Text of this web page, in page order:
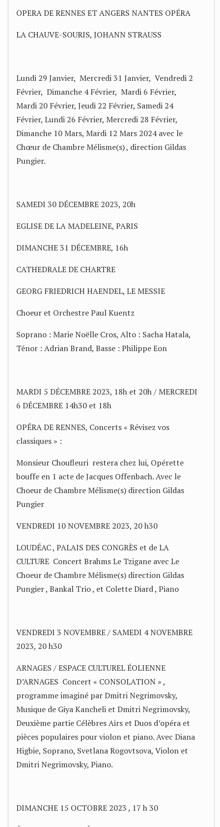
OPERA DE RENNES ET ANGERS NANTES OPÉRA
LA CHAUVE-SOURIS, JOHANN STRAUSS
Lundi 29 Janvier, Mercredi 31 Janvier, Vendredi 2
Février, Dimanche 4 Février, Mardi 6 Février,
Mardi 20 Février, Jeudi 22 Février, Samedi 24
Février, Lundi 26 Février, Mercredi 28 Février,
Dimanche 10 Mars, Mardi 12 Mars 2024 avec le
Chœur de Chambre Mélisme(s) , direction Gildas
Pungier.
SAMEDI 30 DÉCEMBRE 2023, 20h
EGLISE DE LA MADELEINE, PARIS
DIMANCHE 31 DÉCEMBRE, 16h
CATHEDRALE DE CHARTRE
GEORG FRIEDRICH HAENDEL, LE MESSIE
Choeur et Orchestre Paul Kuentz
Soprano : Marie Noëlle Cros, Alto : Sacha Hatala,
Ténor : Adrian Brand, Basse : Philippe Eon
MARDI 5 DÉCEMBRE 2023, 18h et 20h / MERCREDI
6 DÉCEMBRE 14h30 et 18h
OPÉRA DE RENNES, Concerts « Révisez vos
classiques » :
Monsieur Choufleuri restera chez lui, Opérette
bouffe en 1 acte de Jacques Offenbach. Avec le
Choeur de Chambre Mélisme(s) direction Gildas
Pungier
VENDREDI 10 NOVEMBRE 2023, 20 h30
LOUDÉAC , PALAIS DES CONGRÈS et de LA
CULTURE Concert Brahms Le Tzigane avec Le
Choeur de Chambre Mélisme(s) direction Gildas
Pungier , Bankal Trio , et Colette Diard , Piano
VENDREDI 3 NOVEMBRE / SAMEDI 4 NOVEMBRE
2023, 20 h30
ARNAGES / ESPACE CULTUREL ÉOLIENNE
D’ARNAGES Concert « CONSOLATION » ,
programme imaginé par Dmitri Negrimovsky,
Musique de Giya Kancheli et Dmitri Negrimovsky,
Deuxième partie Célèbres Airs et Duos d’opéra et
pièces populaires pour violon et piano. Avec Diana
Higbie, Soprano, Svetlana Rogovtsova, Violon et
Dmitri Negrimovsky, Piano.
DIMANCHE 15 OCTOBRE 2023 , 17 h 30